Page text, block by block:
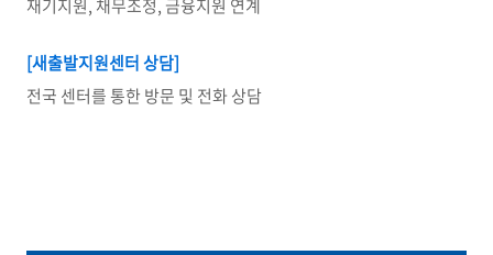
재기지원, 채무조정, 금융지원 연계
[새출발지원센터 상담]
전국 센터를 통한 방문 및 전화 상담